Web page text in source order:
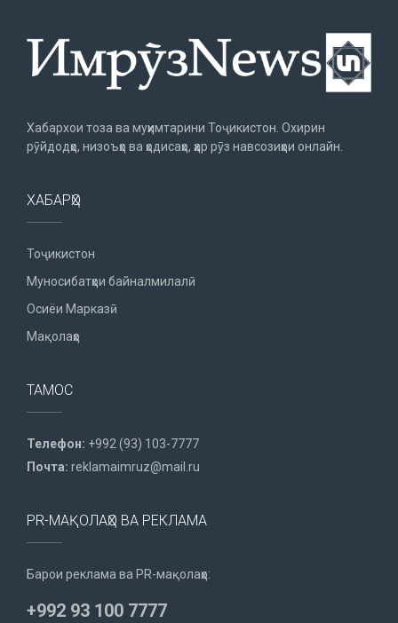
Хабархои тоза ва муҳимтарини Тоҷикистон. Охирин
рӯйдодҳо, низоъҳо ва ҳодисаҳо, ҳар рӯз навсозиҳои онлайн.
ХАБАРҲО
Тоҷикистон
Муносибатҳои байналмилалӣ
Осиёи Марказӣ
Мақолаҳо
ТАМОС
Телефон: +992 (93) 103-7777
Почта: reklamaimruz@mail.ru
PR-МАҚОЛАҲО ВА РЕКЛАМА
Барои реклама ва PR-мақолаҳо:
+992 93 100 7777